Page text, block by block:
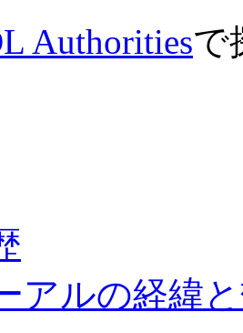
Authoritiesで
アルの経緯